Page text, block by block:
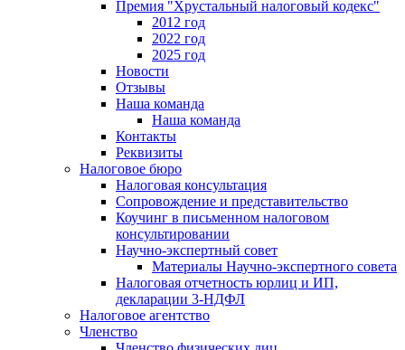
Премия "Хрустальный налоговый кодекс"
2012 год
2022 год
2025 год
Новости
Отзывы
Наша команда
Наша команда
Контакты
Реквизиты
Налоговое бюро
Налоговая консультация
Cопровождение и представительство
Коучинг в письменном налоговом
консультировании
Научно-экспертный совет
Материалы Научно-экспертного совета
Налоговая отчетность юрлиц и ИП,
декларации 3-НДФЛ
Налоговое агентство
Членство